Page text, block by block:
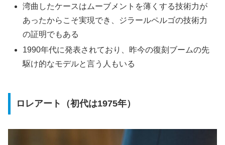
湾曲したケースはムーブメントを薄くする技術力が
あったからこそ実現でき、ジラールペルゴの技術力
の証明でもある
1990年代に発表されており、昨今の復刻ブームの先
駆け的なモデルと言う人もいる
ロレアート（初代は1975年）